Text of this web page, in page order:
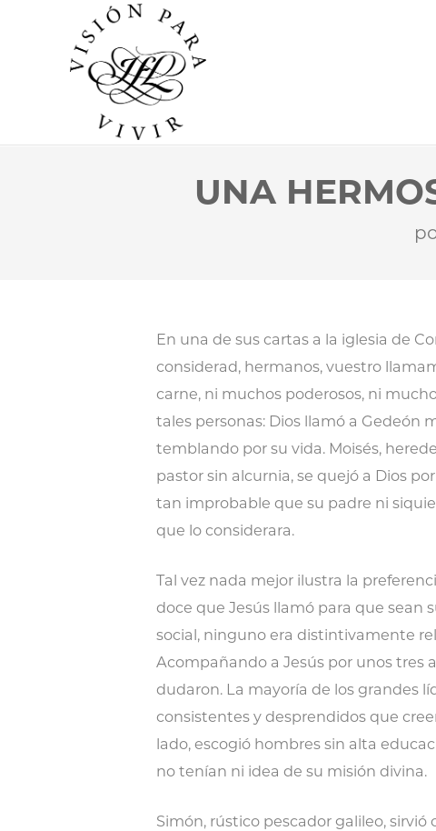
UNA
En una de sus cartas a la iglesia de
considerad, hermanos, vuestro
carne, ni muchos poderosos, ni
tales personas: Dios llamó a Gedeón
temblando por su vida. Moisés,
pastor sin alcurnia, se quejó a Dios
tan improbable que su padre ni
que lo considerara.
Tal vez nada mejor ilustra la
doce que Jesús llamó para que sean
social, ninguno era distintivamente
Acompañando a Jesús por unos tres
dudaron. La mayoría de los grandes
consistentes y desprendidos que
lado, escogió hombres sin alta
no tenían ni idea de su misión divina.
Simón, rústico pescador galileo,